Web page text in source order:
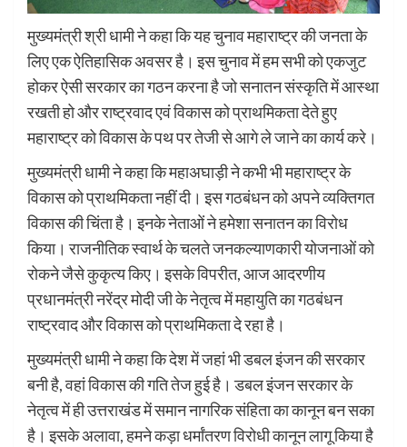
मुख्यमंत्री श्री धामी ने कहा कि यह चुनाव महाराष्ट्र की जनता के
लिए एक ऐतिहासिक अवसर है। इस चुनाव में हम सभी को एकजुट
होकर ऐसी सरकार का गठन करना है जो सनातन संस्कृति में आस्था
रखती हो और राष्ट्रवाद एवं विकास को प्राथमिकता देते हुए
महाराष्ट्र को विकास के पथ पर तेजी से आगे ले जाने का कार्य करे।
मुख्यमंत्री धामी ने कहा कि महाअघाड़ी ने कभी भी महाराष्ट्र के
विकास को प्राथमिकता नहीं दी। इस गठबंधन को अपने व्यक्तिगत
विकास की चिंता है। इनके नेताओं ने हमेशा सनातन का विरोध
किया। राजनीतिक स्वार्थ के चलते जनकल्याणकारी योजनाओं को
रोकने जैसे कुकृत्य किए। इसके विपरीत, आज आदरणीय
प्रधानमंत्री नरेंद्र मोदी जी के नेतृत्व में महायुति का गठबंधन
राष्ट्रवाद और विकास को प्राथमिकता दे रहा है।
मुख्यमंत्री धामी ने कहा कि देश में जहां भी डबल इंजन की सरकार
बनी है, वहां विकास की गति तेज हुई है। डबल इंजन सरकार के
नेतृत्व में ही उत्तराखंड में समान नागरिक संहिता का कानून बन सका
है। इसके अलावा, हमने कड़ा धर्मांतरण विरोधी कानून लागू किया है